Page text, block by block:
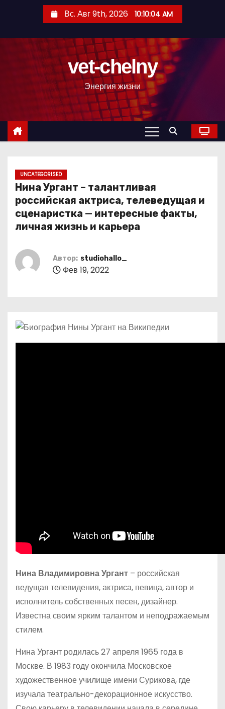
с
Вс. Авг 9th, 2026 10:10:05 AM
vet-chelny
Энергия жизни
UNCATEGORISED
Нина Ургант – талантливая
российская актриса, телеведущая и
сценаристка — интересные факты,
личная жизнь и карьера
Автор: studiohallo_
Фев 19, 2022
Нина Владимировна Ургант – российская
ведущая телевидения, актриса, певица, автор и
исполнитель собственных песен, дизайнер.
Известна своим ярким талантом и неподражаемым
стилем.
Нина Ургант родилась 27 апреля 1965 года в
Москве. В 1983 году окончила Московское
художественное училище имени Сурикова, где
изучала театрально-декорационное искусство.